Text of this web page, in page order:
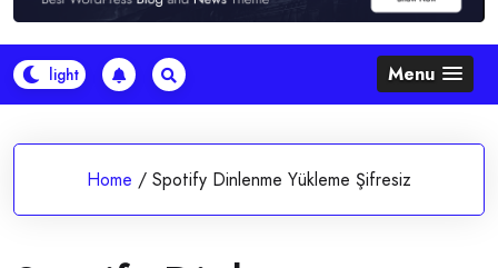
Menu
Home / Spotify Dinlenme Yükleme Şifresiz